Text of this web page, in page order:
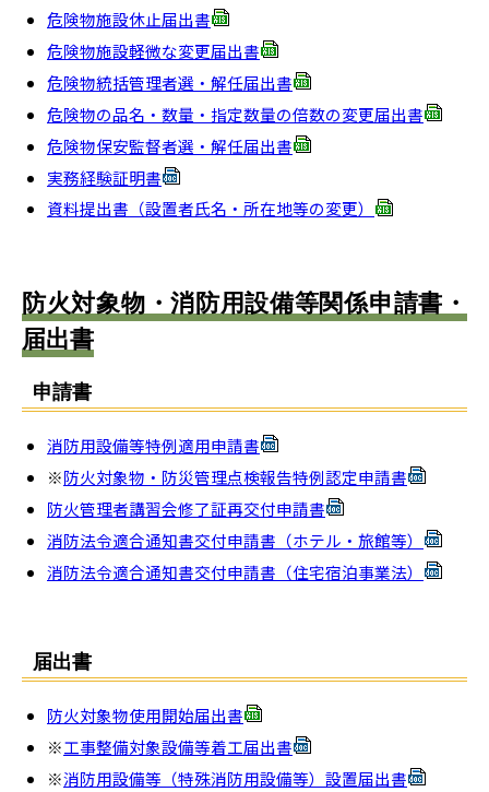
危険物施設休止届出書
危険物施設軽微な変更届出書
危険物統括管理者選・解任届出書
危険物の品名・数量・指定数量の倍数の変更届出書
危険物保安監督者選・解任届出書
実務経験証明書
資料提出書（設置者氏名・所在地等の変更）
防火対象物・消防用設備等関係申請書・
届出書
申請書
消防用設備等特例適用申請書
※防火対象物・防災管理点検報告特例認定申請書
防火管理者講習会修了証再交付申請書
消防法令適合通知書交付申請書（ホテル・旅館等）
消防法令適合通知書交付申請書（住宅宿泊事業法）
届出書
防火対象物使用開始届出書
※工事整備対象設備等着工届出書
※消防用設備等（特殊消防用設備等）設置届出書